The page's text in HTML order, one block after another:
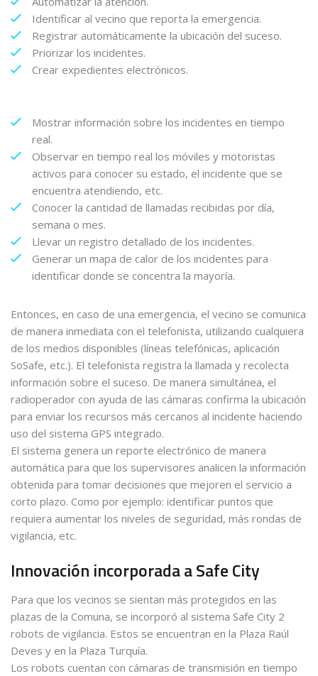
Identificar al vecino que reporta la emergencia.
Registrar automáticamente la ubicación del suceso.
Priorizar los incidentes.
Crear expedientes electrónicos.
Mostrar información sobre los incidentes en tiempo
real.
Observar en tiempo real los móviles y motoristas
activos para conocer su estado, el incidente que se
encuentra atendiendo, etc.
Conocer la cantidad de llamadas recibidas por día,
semana o mes.
Llevar un registro detallado de los incidentes.
Generar un mapa de calor de los incidentes para
identificar donde se concentra la mayoría.
Entonces, en caso de una emergencia, el vecino se comunica
de manera inmediata con el telefonista, utilizando cualquiera
de los medios disponibles (líneas telefónicas, aplicación
SoSafe, etc.). El telefonista registra la llamada y recolecta
información sobre el suceso. De manera simultánea, el
radioperador con ayuda de las cámaras confirma la ubicación
para enviar los recursos más cercanos al incidente haciendo
uso del sistema GPS integrado.
El sistema genera un reporte electrónico de manera
automática para que los supervisores analicen la información
obtenida para tomar decisiones que mejoren el servicio a
corto plazo. Como por ejemplo: identificar puntos que
requiera aumentar los niveles de seguridad, más rondas de
vigilancia, etc.
Innovación incorporada a Safe City
Para que los vecinos se sientan más protegidos en las
plazas de la Comuna, se incorporó al sistema Safe City 2
robots de vigilancia. Estos se encuentran en la Plaza Raúl
Deves y en la Plaza Turquía.
Los robots cuentan con cámaras de transmisión en tiempo